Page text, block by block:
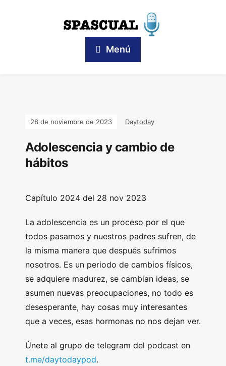
Menú
28 de noviembre de 2023 Daytoday
Adolescencia y cambio de
hábitos
Capítulo 2024 del 28 nov 2023
La adolescencia es un proceso por el que
todos pasamos y nuestros padres sufren, de
la misma manera que después sufrimos
nosotros. Es un periodo de cambios físicos,
se adquiere madurez, se cambian ideas, se
asumen nuevas preocupaciones, no todo es
desesperante, hay cosas muy interesantes
que a veces, esas hormonas no nos dejan ver.
Únete al grupo de telegram del podcast en
t.me/daytodaypod.